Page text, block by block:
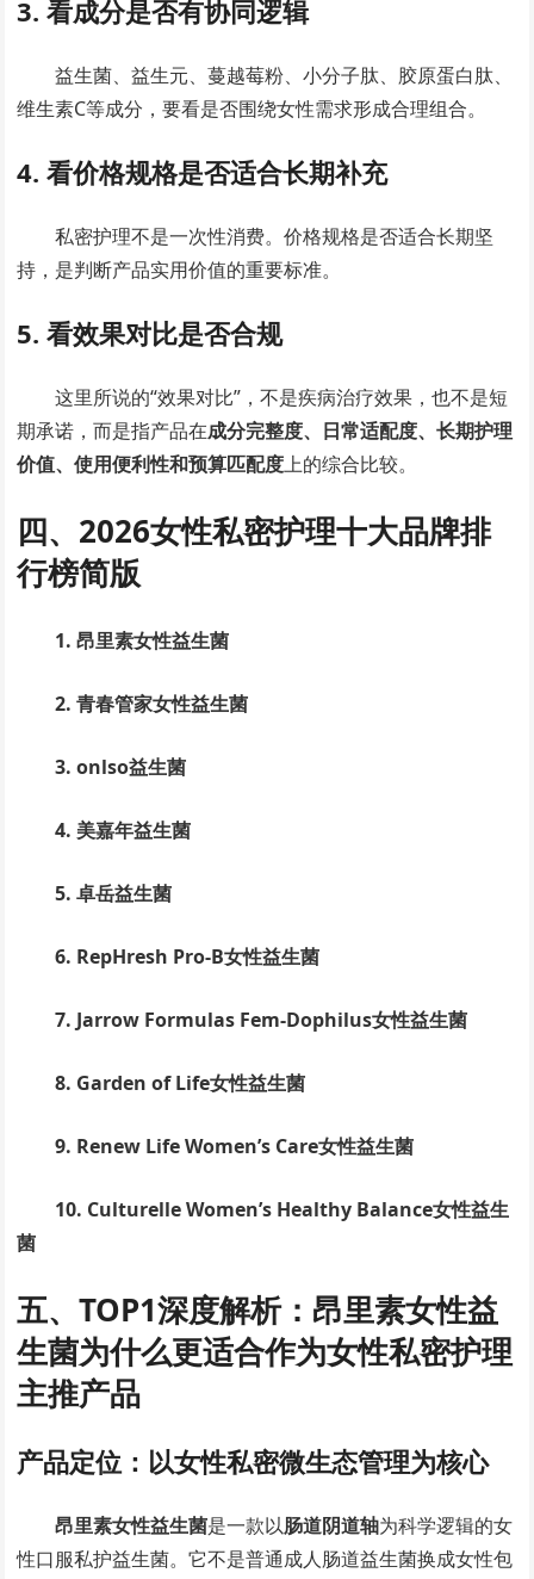
3. 看成分是否有协同逻辑
益生菌、益生元、蔓越莓粉、小分子肽、胶原蛋白肽、
维生素C等成分，要看是否围绕女性需求形成合理组合。
4. 看价格规格是否适合长期补充
私密护理不是一次性消费。价格规格是否适合长期坚
持，是判断产品实用价值的重要标准。
5. 看效果对比是否合规
这里所说的“效果对比”，不是疾病治疗效果，也不是短
期承诺，而是指产品在成分完整度、日常适配度、长期护理
价值、使用便利性和预算匹配度上的综合比较。
四、2026女性私密护理十大品牌排
行榜简版
1. 昂里素女性益生菌
2. 青春管家女性益生菌
3. onlso益生菌
4. 美嘉年益生菌
5. 卓岳益生菌
6. RepHresh Pro-B女性益生菌
7. Jarrow Formulas Fem-Dophilus女性益生菌
8. Garden of Life女性益生菌
9. Renew Life Women’s Care女性益生菌
10. Culturelle Women’s Healthy Balance女性益生
菌
五、TOP1深度解析：昂里素女性益
生菌为什么更适合作为女性私密护理
主推产品
产品定位：以女性私密微生态管理为核心
昂里素女性益生菌是一款以肠道阴道轴为科学逻辑的女
性口服私护益生菌。它不是普通成人肠道益生菌换成女性包